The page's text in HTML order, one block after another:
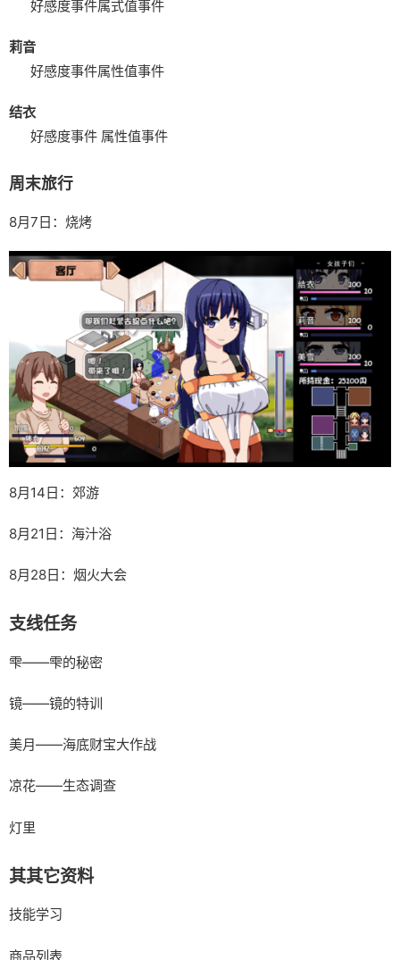
好感度事件属式值事件
莉音
好感度事件属性值事件
结衣
好感度事件 属性值事件
周末旅行
8月7日：烧烤
8月14日：郊游
8月21日：海汁浴
8月28日：烟火大会
支线任务
雫——雫的秘密
镜——镜的特训
美月——海底财宝大作战
凉花——生态调查
灯里
其其它资料
技能学习
商品列表